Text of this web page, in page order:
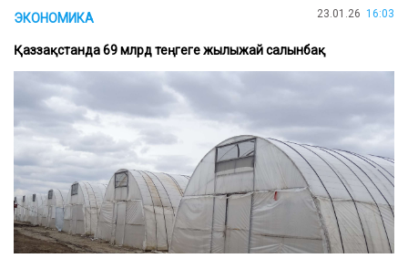
ЭКОНОМИКА 23.01.26 16:03
Қаззақстанда 69 млрд теңгеге жылыжай салынбақ